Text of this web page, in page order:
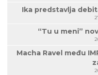
Ika predstavlja
“Tu u meni”
Macha Ravel među